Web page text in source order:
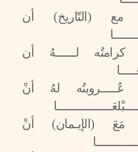
مع (التّاريخ) أن
لــــــهُ أن
عُـــــروبتُه لهُ أنْ
مَعَ (الإيـمان) أنْ